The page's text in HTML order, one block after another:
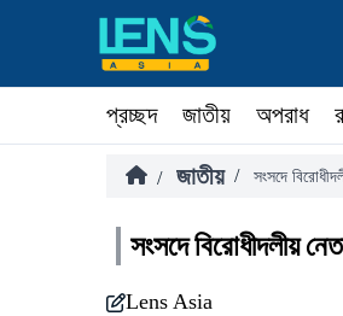
প্রচ্ছদ জাতীয় অপরাধ
/ জাতীয় / সংসদে
সংসদে বিরোধীদলীয়
Lens Asia